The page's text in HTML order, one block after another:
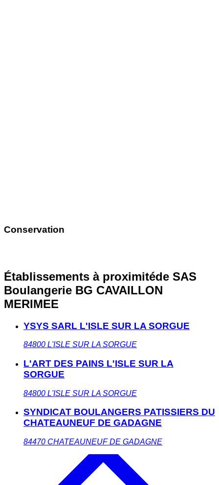
Conservation
Établissements à proximitéde SAS
Boulangerie BG CAVAILLON
MERIMEE
YSYS SARL L'ISLE SUR LA SORGUE
84800 L'ISLE SUR LA SORGUE
L'ART DES PAINS L'ISLE SUR LA
SORGUE
84800 L'ISLE SUR LA SORGUE
SYNDICAT BOULANGERS PATISSIERS DU
CHATEAUNEUF DE GADAGNE
84470 CHATEAUNEUF DE GADAGNE